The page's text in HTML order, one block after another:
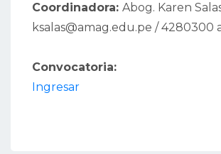
Coordinadora: Abog. Karen
ksalas@amag.edu.pe / 4280300
Convocatoria:
Ingresar